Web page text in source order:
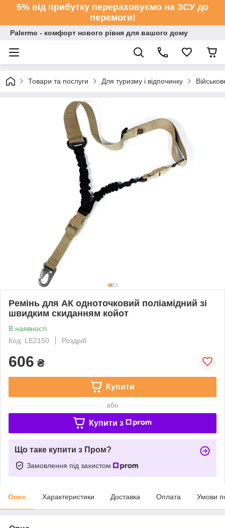
5% від прибутку перераховуємо на ЗСУ до
перемоги!
Palermo - комфорт нового рівня для вашого дому
Товари та послуги Для туризму і відпочинку
Ремінь для АК одноточковий поліамідний зі
швидким скиданням койот
В наявності
Код: LE2150
Роздріб
606 ₴
Купити
або
Купити з
Що таке купити з Пром?
Замовлення під захистом
Опис Характеристики Доставка Оплата Умови